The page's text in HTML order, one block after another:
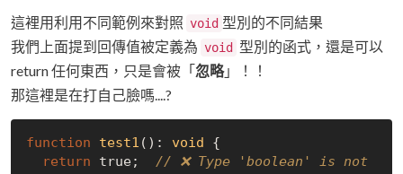
這裡用利用不同範例來對照 void 型別的不同結果
我們上面提到回傳值被定義為 void
型別的函式，還是可以
return 任何東西，只是會被「忽略」！！
那這裡是在打自己臉嗎....?
function test1 ( ): void
{
return
true; // ❌ Type 'boolean' is not